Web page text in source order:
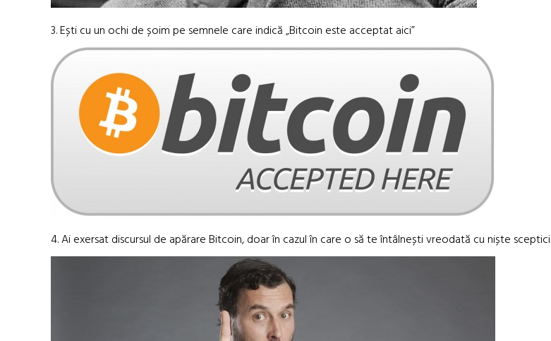
3. Ești cu un ochi de șoim pe semnele care indică „Bitcoin este acceptat aici”
4. Ai exersat discursul de apărare Bitcoin, doar în cazul în care o să te întâlnești vreodată cu niște sceptici